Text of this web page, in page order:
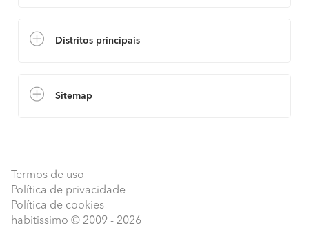
Distritos principais
Sitemap
Termos de uso
Política de privacidade
Política de cookies
habitissimo © 2009 - 2026